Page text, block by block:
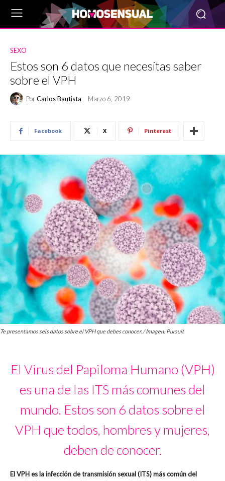
SEXO
Estos son 6 datos que necesitas saber
sobre el VPH
PorCarlos Bautista Marzo 6, 2019
Facebook X Pinterest
Te presentamos seis datos sobre el VPH que debes conocer. / Imagen: Pursuit
El Virus del Papiloma Humano (VPH)
es una de las ITS más comunes del
mundo. Estos son 6 datos sobre el
VPH que todos, hombres y mujeres,
deben de conocer.
El VPH es la infección de transmisión sexual (ITS) más común del